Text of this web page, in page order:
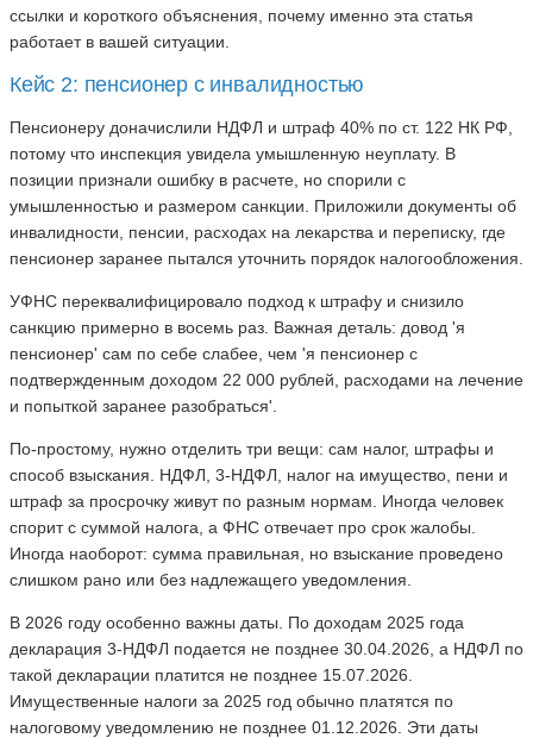
ссылки и короткого объяснения, почему именно эта статья
работает в вашей ситуации.
Кейс 2: пенсионер с инвалидностью
Пенсионеру доначислили НДФЛ и штраф 40% по ст. 122 НК РФ,
потому что инспекция увидела умышленную неуплату. В
позиции признали ошибку в расчете, но спорили с
умышленностью и размером санкции. Приложили документы об
инвалидности, пенсии, расходах на лекарства и переписку, где
пенсионер заранее пытался уточнить порядок налогообложения.
УФНС переквалифицировало подход к штрафу и снизило
санкцию примерно в восемь раз. Важная деталь: довод 'я
пенсионер' сам по себе слабее, чем 'я пенсионер с
подтвержденным доходом 22 000 рублей, расходами на лечение
и попыткой заранее разобраться'.
По-простому, нужно отделить три вещи: сам налог, штрафы и
способ взыскания. НДФЛ, 3-НДФЛ, налог на имущество, пени и
штраф за просрочку живут по разным нормам. Иногда человек
спорит с суммой налога, а ФНС отвечает про срок жалобы.
Иногда наоборот: сумма правильная, но взыскание проведено
слишком рано или без надлежащего уведомления.
В 2026 году особенно важны даты. По доходам 2025 года
декларация 3-НДФЛ подается не позднее 30.04.2026, а НДФЛ по
такой декларации платится не позднее 15.07.2026.
Имущественные налоги за 2025 год обычно платятся по
налоговому уведомлению не позднее 01.12.2026. Эти даты